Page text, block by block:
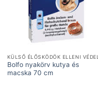
Bolfo nyakörv kutya és
macska 70 cm